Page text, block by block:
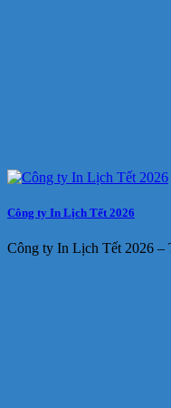
Công ty In Lịch Tết 2026
Công ty In Lịch Tết 2026 –